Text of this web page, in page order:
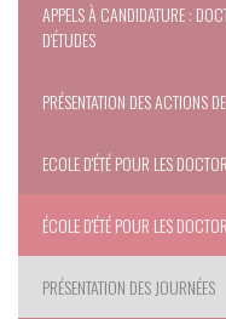
APPELS À CANDIDATURE :
D'ÉTUDES
PRÉSENTATION DES ACTIONS
ECOLE D'ÉTÉ POUR LES
ÉCOLE D'ÉTÉ POUR LES
PRÉSENTATION DES JOURNÉES